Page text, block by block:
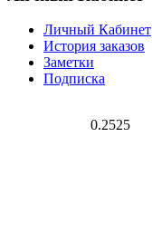
Личный Кабинет
История заказов
Заметки
Подписка
0.2525